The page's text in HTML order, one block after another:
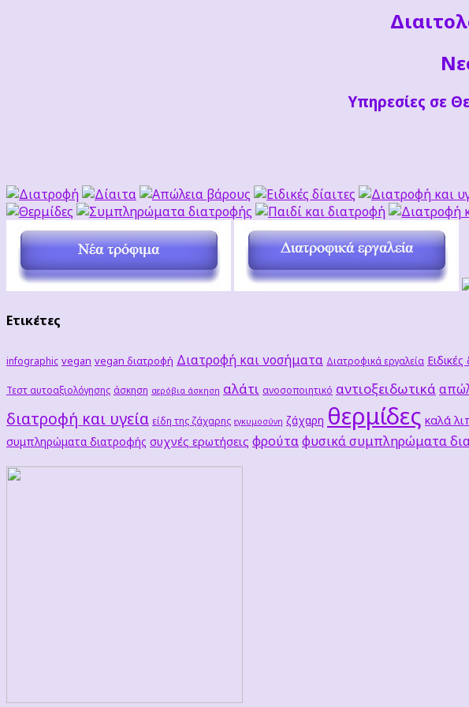
Υπηρεσίες σε
Ετικέτες
infographic vegan vegan διατροφή Διατροφή και νοσήματα Διατροφικά εργαλεία Ειδικές
Τεστ αυτοαξιολόγησης άσκηση αερόβια άσκηση αλάτι ανοσοποιητικό αντιοξειδωτικά
διατροφή και υγεία είδη της ζάχαρης εγκυμοσύνη ζάχαρη θερμίδες καλά
συμπληρώματα διατροφής συχνές ερωτήσεις φρούταφυσικά συμπληρώματα